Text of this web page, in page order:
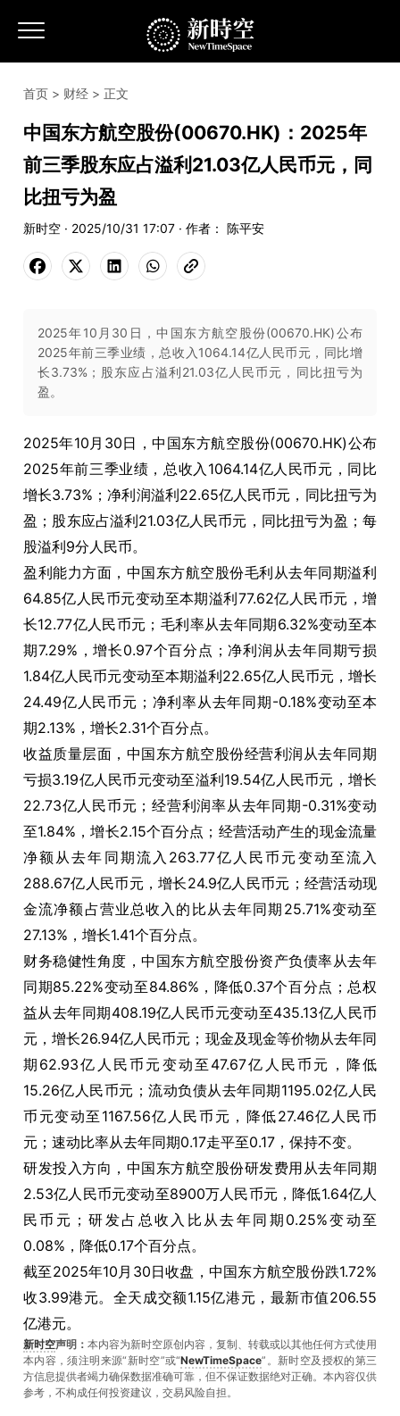
首页 > 财经 > 正文
中国东方航空股份(00670.HK)：2025年
前三季股东应占溢利21.03亿人民币元，同
比扭亏为盈
新时空 · 2025/10/31 17:07 · 作者： 陈平安
2025年10月30日，中国东方航空股份(00670.HK)公布
2025年前三季业绩，总收入1064.14亿人民币元，同比增
长3.73%；股东应占溢利21.03亿人民币元，同比扭亏为
盈。
2025年10月30日，中国东方航空股份(00670.HK)公布
2025年前三季业绩，总收入1064.14亿人民币元，同比
增长3.73%；净利润溢利22.65亿人民币元，同比扭亏为
盈；股东应占溢利21.03亿人民币元，同比扭亏为盈；每
股溢利9分人民币。
盈利能力方面，中国东方航空股份毛利从去年同期溢利
64.85亿人民币元变动至本期溢利77.62亿人民币元，增
长12.77亿人民币元；毛利率从去年同期6.32%变动至本
期7.29%，增长0.97个百分点；净利润从去年同期亏损
1.84亿人民币元变动至本期溢利22.65亿人民币元，增长
24.49亿人民币元；净利率从去年同期-0.18%变动至本
期2.13%，增长2.31个百分点。
收益质量层面，中国东方航空股份经营利润从去年同期
亏损3.19亿人民币元变动至溢利19.54亿人民币元，增长
22.73亿人民币元；经营利润率从去年同期-0.31%变动
至1.84%，增长2.15个百分点；经营活动产生的现金流量
净额从去年同期流入263.77亿人民币元变动至流入
288.67亿人民币元，增长24.9亿人民币元；经营活动现
金流净额占营业总收入的比从去年同期25.71%变动至
27.13%，增长1.41个百分点。
财务稳健性角度，中国东方航空股份资产负债率从去年
同期85.22%变动至84.86%，降低0.37个百分点；总权
益从去年同期408.19亿人民币元变动至435.13亿人民币
元，增长26.94亿人民币元；现金及现金等价物从去年同
期62.93亿人民币元变动至47.67亿人民币元，降低
15.26亿人民币元；流动负债从去年同期1195.02亿人民
币元变动至1167.56亿人民币元，降低27.46亿人民币
元；速动比率从去年同期0.17走平至0.17，保持不变。
研发投入方向，中国东方航空股份研发费用从去年同期
2.53亿人民币元变动至8900万人民币元，降低1.64亿人
民币元；研发占总收入比从去年同期0.25%变动至
0.08%，降低0.17个百分点。
截至2025年10月30日收盘，中国东方航空股份跌1.72%
收3.99港元。全天成交额1.15亿港元，最新市值206.55
亿港元。
新时空声明： 本内容为新时空原创内容，复制、转载或以其他任何方式使用
本内容，须注明来源“新时空”或“NewTimeSpace”。新时空及授权的第三
方信息提供者竭力确保数据准确可靠，但不保证数据绝对正确。本內容仅供
参考，不构成任何投资建议，交易风险自担。